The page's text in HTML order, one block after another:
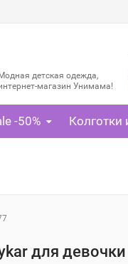
Модная детская одежда,
магазин Унимама!
-50% Колготки
для девочки